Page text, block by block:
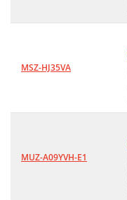
MSZ-HJ35VA
MUZ-A09YVH-E1